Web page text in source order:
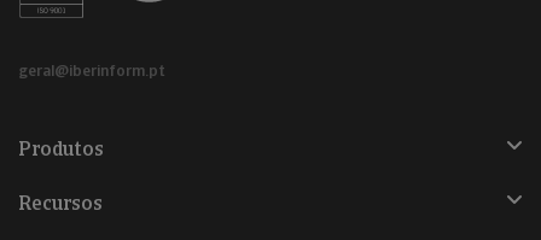
geral@iberinform.pt
Produtos
Recursos